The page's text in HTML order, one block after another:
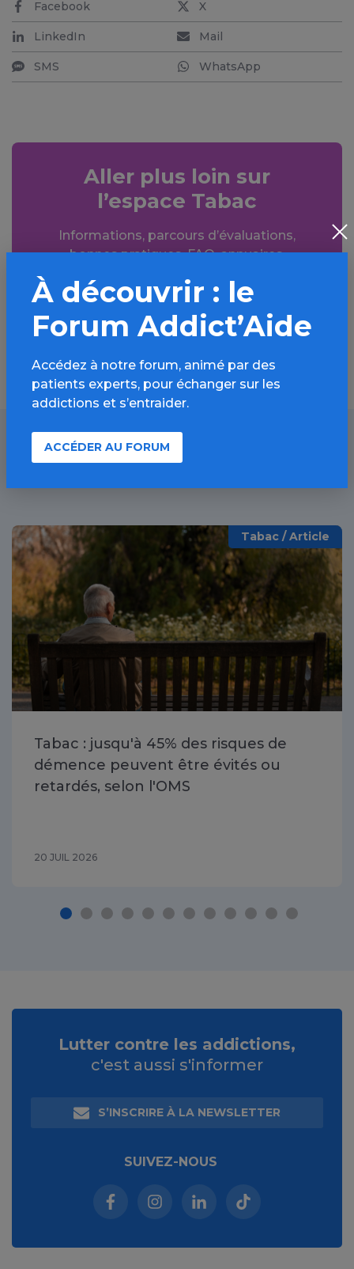
Facebook X
LinkedIn Mail
SMS WhatsApp
Aller plus loin sur
l’espace Tabac
Informations, parcours d’évaluations,
bonnes pratiques, FAQ, annuaires,
Découvrir
Tabac / Article
Tabac : jusqu'à 45% des risques de
démence peuvent être évités ou
retardés, selon l'OMS
20 JUIL 2026
À découvrir : le
Forum Addict’Aide
Accédez à notre forum, animé par des
patients experts, pour échanger sur les
addictions et s’entraider.
ACCÉDER AU FORUM
Lutter contre les addictions,
c'est aussi s'informer
S’INSCRIRE À LA NEWSLETTER
SUIVEZ-NOUS
Facebook (nouvelle fenêtre)
Instagram (nouvelle fenêtre)
Linkedin (nouvelle
Tiktok (nouvelle